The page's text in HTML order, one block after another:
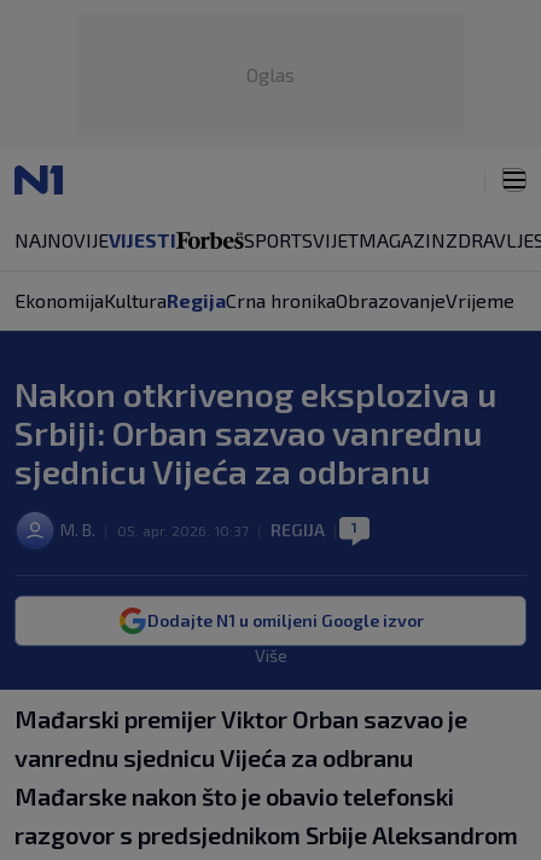
Oglas
NAJNOVIJEVIJESTI SPORTSVIJETMAGAZINZDRAVLJE
EkonomijaKulturaRegijaCrna hronikaObrazovanjeVrijeme
Nakon otkrivenog eksploziva u
Srbiji: Orban sazvao vanrednu
sjednicu Vijeća za odbranu
M. B. 05. apr. 2026. 10:37 REGIJA 1
Dodajte N1 u omiljeni Google izvor
Više
Mađarski premijer Viktor Orban sazvao je
vanrednu sjednicu Vijeća za odbranu
Mađarske nakon što je obavio telefonski
razgovor s predsjednikom Srbije Aleksandrom